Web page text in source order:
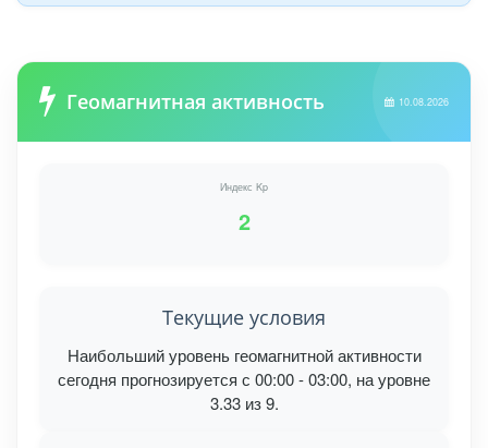
Геомагнитная активность 10.08.2026
Индекс Kp
2
Текущие условия
Наибольший уровень геомагнитной активности
сегодня прогнозируется с 00:00 - 03:00, на уровне
3.33 из 9.